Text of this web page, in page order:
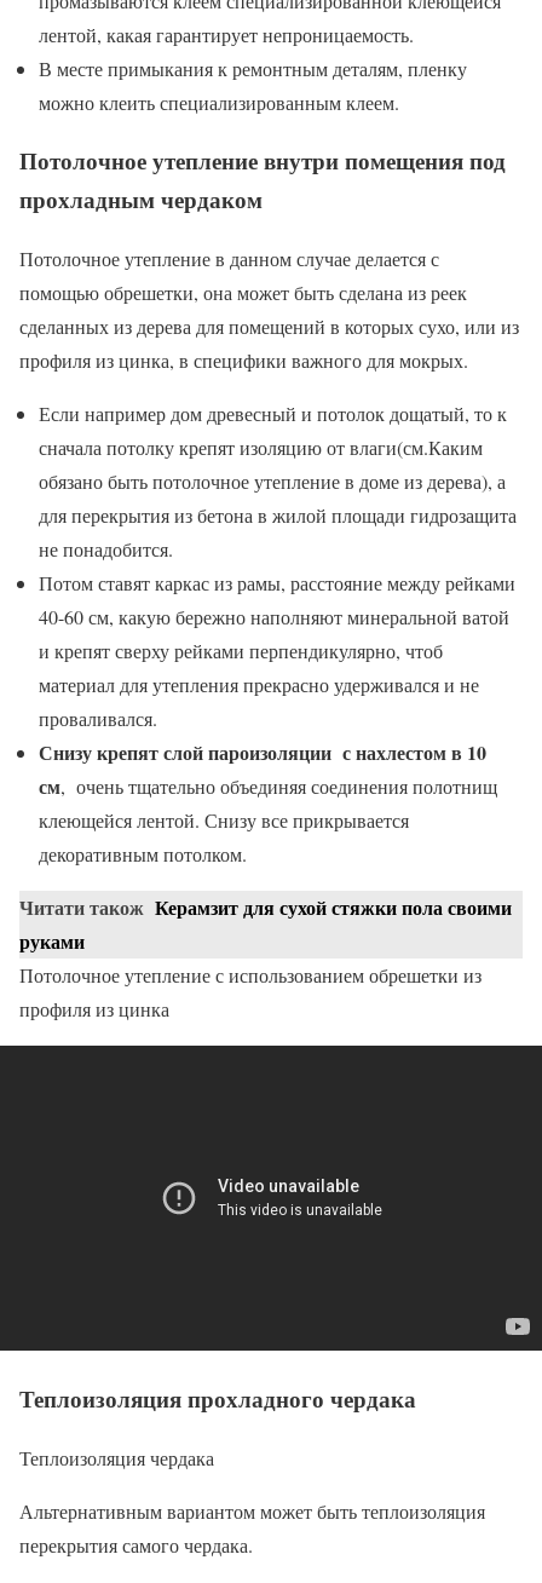
лентой, какая гарантирует непроницаемость.
В месте примыкания к ремонтным деталям, пленку
можно клеить специализированным клеем.
Потолочное утепление внутри помещения под
прохладным чердаком
Потолочное утепление в данном случае делается с
помощью обрешетки, она может быть сделана из реек
сделанных из дерева для помещений в которых сухо, или из
профиля из цинка, в специфики важного для мокрых.
Если например дом древесный и потолок дощатый, то к
сначала потолку крепят изоляцию от влаги(см.Каким
обязано быть потолочное утепление в доме из дерева), а
для перекрытия из бетона в жилой площади гидрозащита
не понадобится.
Потом ставят каркас из рамы, расстояние между рейками
40-60 см, какую бережно наполняют минеральной ватой
и крепят сверху рейками перпендикулярно, чтоб
материал для утепления прекрасно удерживался и не
проваливался.
Снизу крепят слой пароизоляции с нахлестом в 10
см, очень тщательно объединяя соединения полотнищ
клеющейся лентой. Снизу все прикрывается
декоративным потолком.
Читати також Керамзит для сухой стяжки пола своими
руками
Потолочное утепление с использованием обрешетки из
профиля из цинка
Теплоизоляция прохладного чердака
Теплоизоляция чердака
Альтернативным вариантом может быть теплоизоляция
перекрытия самого чердака.